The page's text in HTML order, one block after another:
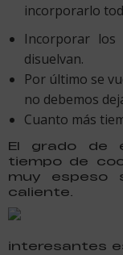
incorporarlo
Incorporar
disuelvan.
Por último se
no debemos
Cuanto más
El grado de
tiempo de
muy espeso
caliente.
interesantes